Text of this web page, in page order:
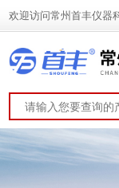
欢迎访问常州首丰仪器